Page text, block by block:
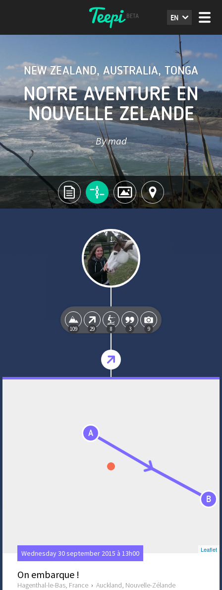
EN
NEW ZEALAND, AUSTRALIA, TONGA
NOTRE AVENTURE EN
NOUVELLE ZELANDE
By mad
109 29 8 3 9
A
B
Leaflet
Wednesday 30 september 2015 à 13h00
On embarque !
Hagenthal-le-Bas, France › Auckland, Nouvelle-Zélande